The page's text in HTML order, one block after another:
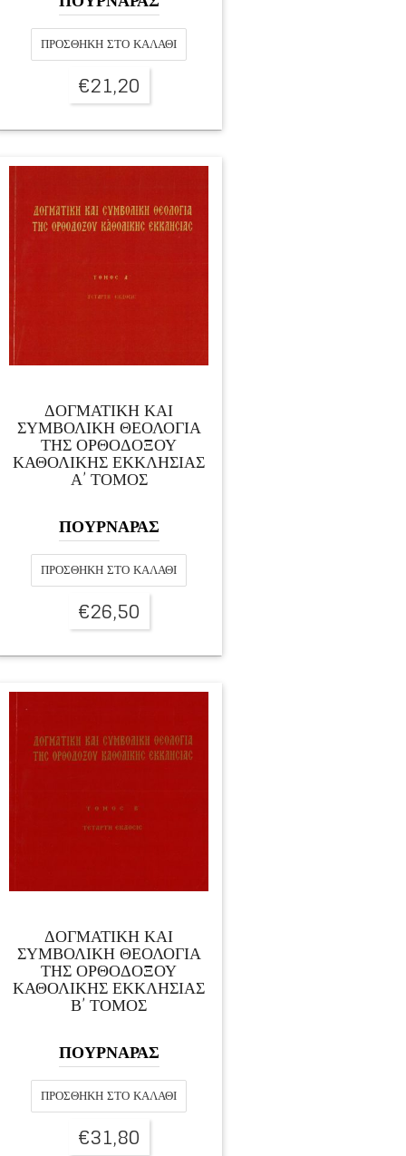
ΠΡΟΣΘΉΚΗ ΣΤΟ ΚΑΛΆΘΙ
€21,20
ΔΟΓΜΑΤΙΚΗ ΚΑΙ
ΣΥΜΒΟΛΙΚΗ ΘΕΟΛΟΓΙΑ
ΤΗΣ ΟΡΘΟΔΟΞΟΥ
ΚΑΘΟΛΙΚΗΣ ΕΚΚΛΗΣΙΑΣ
Α’ ΤΟΜΟΣ
ΠΟΥΡΝΑΡΑΣ
ΠΡΟΣΘΉΚΗ ΣΤΟ ΚΑΛΆΘΙ
€26,50
ΔΟΓΜΑΤΙΚΗ ΚΑΙ
ΣΥΜΒΟΛΙΚΗ ΘΕΟΛΟΓΙΑ
ΤΗΣ ΟΡΘΟΔΟΞΟΥ
ΚΑΘΟΛΙΚΗΣ ΕΚΚΛΗΣΙΑΣ
Β’ ΤΟΜΟΣ
ΠΟΥΡΝΑΡΑΣ
ΠΡΟΣΘΉΚΗ ΣΤΟ ΚΑΛΆΘΙ
€31,80